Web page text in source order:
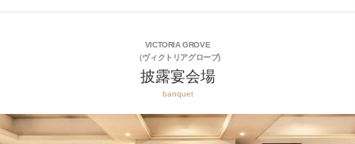
VICTORIA GROVE
（ヴィクトリアグローブ)
披露宴会場
banquet